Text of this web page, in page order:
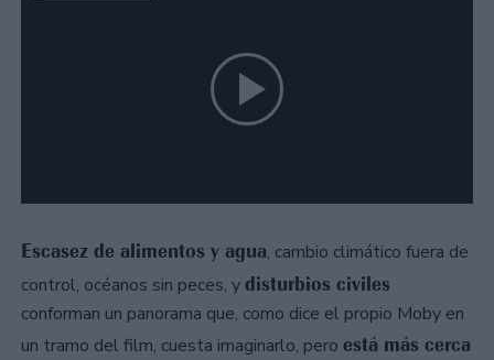
Escasez de alimentos y agua, cambio climático fuera de
control, océanos sin peces, ydisturbios civiles
conforman un panorama que, como dice el propio Moby en
un tramo del film, cuesta imaginarlo, pero está más cerca